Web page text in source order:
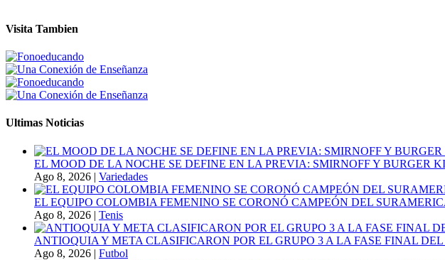
Visita Tambien
Ultimas Noticias
EL MOOD DE LA NOCHE SE DEFINE EN LA PREVIA: SMIRNOFF Y BURGER
Ago 8, 2026 | Variedades
EL EQUIPO COLOMBIA FEMENINO SE CORONÓ CAMPEÓN DEL
Ago 8, 2026 | Tenis
ANTIOQUIA Y META CLASIFICARON POR EL GRUPO 3 A LA FASE FINAL
Ago 8, 2026 | Futbol